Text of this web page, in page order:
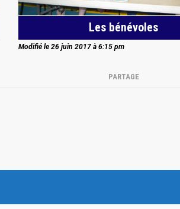
Les bénévoles
Modifié le 26 juin 2017 à 6:15 pm
PARTAGE